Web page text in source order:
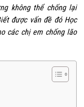
không thể chống lại
được vấn đề đó Học
các chị em chống lão